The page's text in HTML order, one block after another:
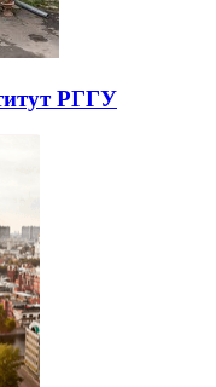
РГГУ